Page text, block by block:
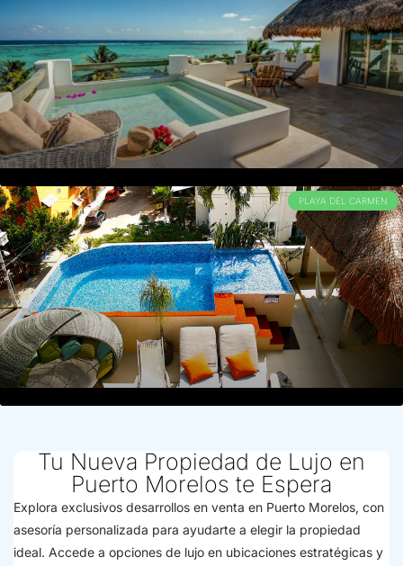
PLAYA DEL CARMEN
Tu Nueva Propiedad de Lujo en
Puerto Morelos te Espera
Explora exclusivos desarrollos en venta en Puerto Morelos, con
asesoría personalizada para ayudarte a elegir la propiedad
ideal. Accede a opciones de lujo en ubicaciones estratégicas y